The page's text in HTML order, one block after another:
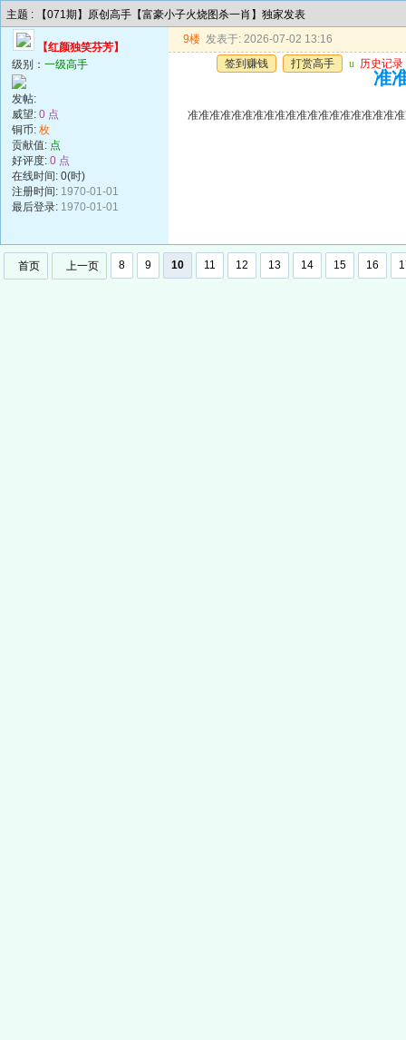
主题 : 【071期】原创高手【富豪小子火烧图杀一肖】独家发表
【红颜独笑芬芳】
级别： 一级高手
发帖:
威望: 0 点
铜币: 枚
贡献值: 点
好评度: 0 点
在线时间: 0(时)
注册时间: 1970-01-01
最后登录: 1970-01-01
9楼 发表于: 2026-07-02 13:16
签到赚钱
打赏高手 u 历史记录
准
准准准准准准准准准准准准准准准准准准准
首页 上一页 8 9 10 11 12 13 14 15 16